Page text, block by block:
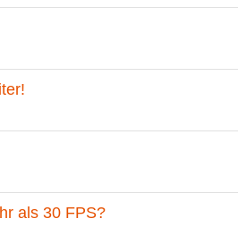
als 30 FPS?